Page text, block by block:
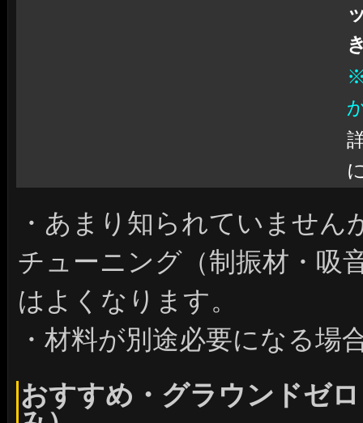
・あまり知られていませ
チューニング（制振材・吸
はよくなります。
・材料が別途必要になる場
おすすめ・グラウンドゼ